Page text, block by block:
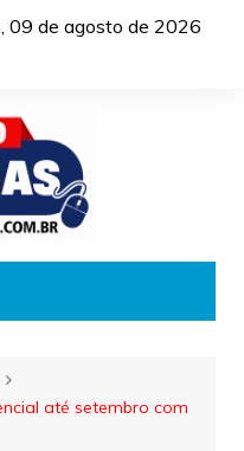
09 de agosto de 2026
até setembro com